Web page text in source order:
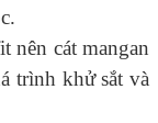
nên cát mangan
trình khử sắt và